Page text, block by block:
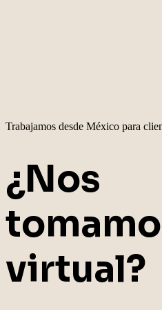
Trabajamos desde México para
¿Nos
virtual?